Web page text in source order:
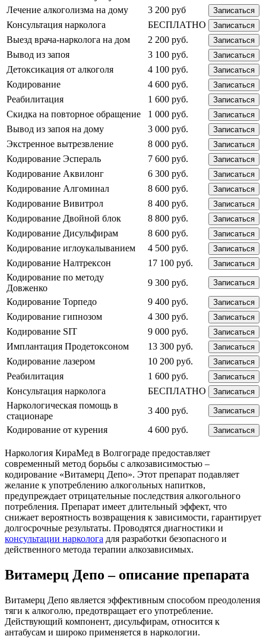
Лечение алкоголизма на дому
3 200 руб Записаться
Консультация нарколога БЕСПЛАТНО Записаться
Выезд врача-нарколога на дом 2 200 руб. Записаться
Вывод из запоя 3 100 руб. Записаться
Детоксикация от алкоголя 4 100 руб. Записаться
Кодирование 4 600 руб. Записаться
Реабилитация 1 600 руб. Записаться
Скидка на повторное обращение 1 000 руб. Записаться
Вывод из запоя на дому 3 000 руб. Записаться
Экстренное вытрезвление 8 000 руб. Записаться
Кодирование Эспераль 7 600 руб. Записаться
Кодирование Аквилонг 6 300 руб. Записаться
Кодирование Алгоминал 8 600 руб. Записаться
Кодирование Вивитрол 8 400 руб. Записаться
Кодирование Двойной блок 8 800 руб. Записаться
Кодирование Дисульфирам 8 600 руб. Записаться
Кодирование иглоукалыванием 4 500 руб. Записаться
Кодирование Налтрексон 17 100 руб. Записаться
Кодирование по методу
Довженко
9 300 руб. Записаться
Кодирование Торпедо 9 400 руб. Записаться
Кодирование гипнозом 4 300 руб. Записаться
Кодирование SIT 9 000 руб. Записаться
Имплантация Продетоксоном 13 300 руб. Записаться
Кодирование лазером 10 200 руб. Записаться
Реабилитация 1 600 руб. Записаться
Консультация нарколога БЕСПЛАТНО Записаться
Наркологическая помощь в
стационаре
3 400 руб. Записаться
Кодирование от курения 4 600 руб. Записаться
Наркология КираМед в Волгограде предоставляет
современный метод борьбы с алкозависимостью –
кодирование «Витамерц Депо». Этот препарат подавляет
желание к употреблению алкогольных напитков,
предупреждает отрицательные последствия алкогольного
потребления. Препарат имеет длительный эффект, что
снижает вероятность возвращения к зависимости, гарантирует
долгосрочные результаты. Проводятся диагностики и
консультации нарколога для разработки безопасного и
действенного метода терапии алкозависимых.
Витамерц Депо – описание препарата
Витамерц Депо является эффективным способом преодоления
тяги к алкоголю, предотвращает его употребление.
Действующий компонент, дисульфирам, относится к
антабусам и широко применяется в наркологии.